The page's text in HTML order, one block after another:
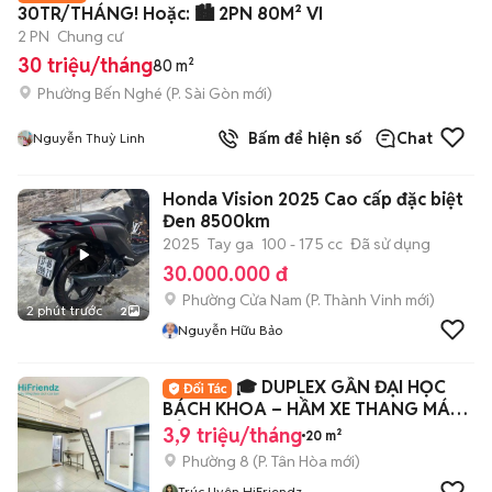
30TR/THÁNG! Hoặc: 🏙️ 2PN 80M² VI
2 PN Chung cư
30 triệu/tháng80 m²
Phường Bến Nghé (P. Sài Gòn mới)
Nguyễn Thuỳ Linh Bấm để hiện số Chat
2 phút trước 2
Honda Vision 2025 Cao cấp đặc biệt
Đen 8500km
2025 Tay ga 100 - 175 cc Đã sử dụng
30.000.000 đ
Phường Cửa Nam (P. Thành Vinh mới)
Nguyễn Hữu Bảo
🎓 DUPLEX GẦN ĐẠI HỌC
BÁCH KHOA – HẦM XE THANG MÁY
BẢO VỆ
3,9 triệu/tháng 20 m²
Phường 8 (P. Tân Hòa mới)